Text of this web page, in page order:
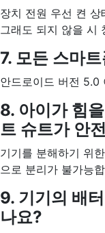
장치 전원 우선 켠
그래도 되지 않을 시
7. 모든 스마
안드로이드 버전 5.0
8. 아이가 힘
트 슈트가 안
기기를 분해하기 위
으로 분리가 불가능
9. 기기의 배
나요?